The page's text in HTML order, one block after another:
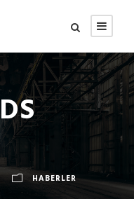
HABERLER